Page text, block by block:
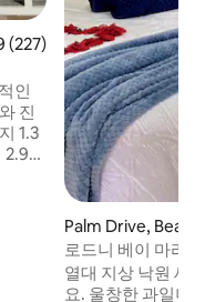
4.9점(5점 만점), 후기 227
(227)
인
진
마
Palm Drive,
로드니 베이 마리
열대 지상 낙원 세
요. 울창한 과일나